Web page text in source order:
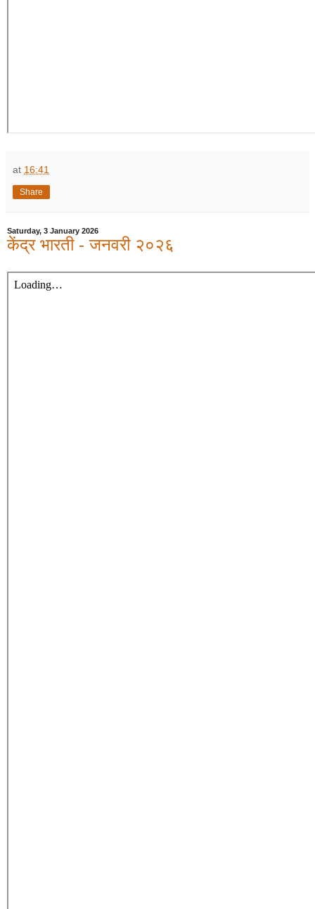
at 16:41
Share
Saturday, 3 January 2026
केंद्र भारती - जनवरी २०२६